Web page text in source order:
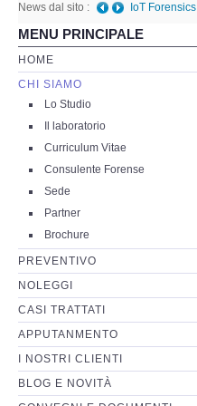
Perizia Basi di Dati
Perizia Immagini e
Perzia su Software/
Perizia su Social
Perizia Web
Perizia Host e
Perizia Contratti ICT
News dal sito : IoT Forensics
MENU PRINCIPALE
HOME
CHI SIAMO
Lo Studio
Il laboratorio
Curriculum Vitae
Consulente Forense
Sede
Partner
Brochure
PREVENTIVO
NOLEGGI
CASI TRATTATI
APPUTANMENTO
I NOSTRI CLIENTI
BLOG E NOVITÀ